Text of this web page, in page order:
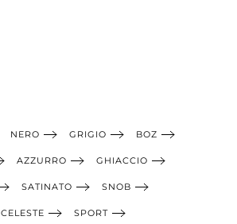
NERO GRIGIO BOZ
AZZURRO GHIACCIO
SATINATO SNOB
CELESTE SPORT